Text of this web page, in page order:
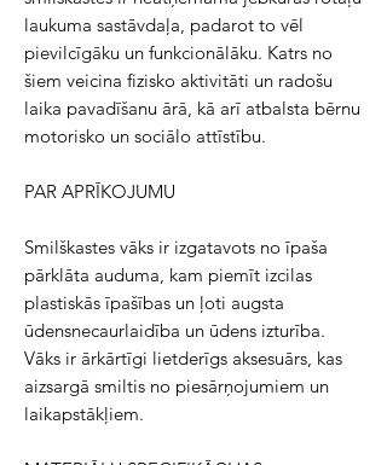
laukuma sastāvdaļa, padarot to vēl
pievilcīgāku un funkcionālāku. Katrs no
šiem veicina fizisko aktivitāti un radošu
laika pavadīšanu ārā, kā arī atbalsta bērnu
motorisko un sociālo attīstību.
PAR APRĪKOJUMU
Smilškastes vāks ir izgatavots no īpaša
pārklāta auduma, kam piemīt izcilas
plastiskās īpašības un ļoti augsta
ūdensnecaurlaidība un ūdens izturība.
Vāks ir ārkārtīgi lietderīgs aksesuārs, kas
aizsargā smiltis no piesārņojumiem un
laikapstākļiem.